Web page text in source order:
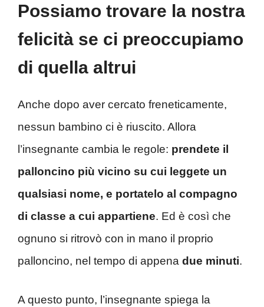
Possiamo trovare la nostra
felicità se ci preoccupiamo
di quella altrui
Anche dopo aver cercato freneticamente,
nessun bambino ci è riuscito. Allora
l’insegnante cambia le regole: prendete il
palloncino più vicino su cui leggete un
qualsiasi nome, e portatelo al compagno
di classe a cui appartiene. Ed è così che
ognuno si ritrovò con in mano il proprio
palloncino, nel tempo di appena due minuti.
A questo punto, l’insegnante spiega la